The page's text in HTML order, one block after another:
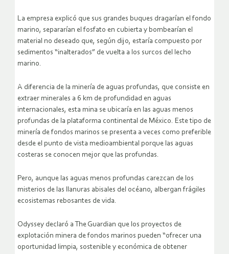
La empresa explicó que sus grandes buques dragarían el fondo
marino, separarían el fosfato en cubierta y bombearían el
material no deseado que, según dijo, estaría compuesto por
sedimentos “inalterados” de vuelta a los surcos del lecho
marino.
A diferencia de la minería de aguas profundas, que consiste en
extraer minerales a 6 km de profundidad en aguas
internacionales, esta mina se ubicaría en las aguas menos
profundas de la plataforma continental de México. Este tipo de
minería de fondos marinos se presenta a veces como preferible
desde el punto de vista medioambiental porque las aguas
costeras se conocen mejor que las profundas.
Pero, aunque las aguas menos profundas carezcan de los
misterios de las llanuras abisales del océano, albergan frágiles
ecosistemas rebosantes de vida.
Odyssey declaró a The Guardian que los proyectos de
explotación minera de fondos marinos pueden “ofrecer una
oportunidad limpia, sostenible y económica de obtener